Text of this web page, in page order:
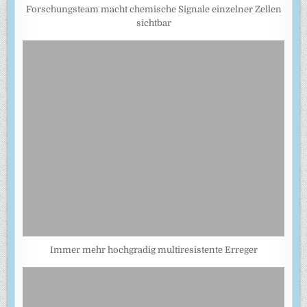
Forschungsteam macht chemische Signale einzelner Zellen
sichtbar
Immer mehr hochgradig multiresistente Erreger